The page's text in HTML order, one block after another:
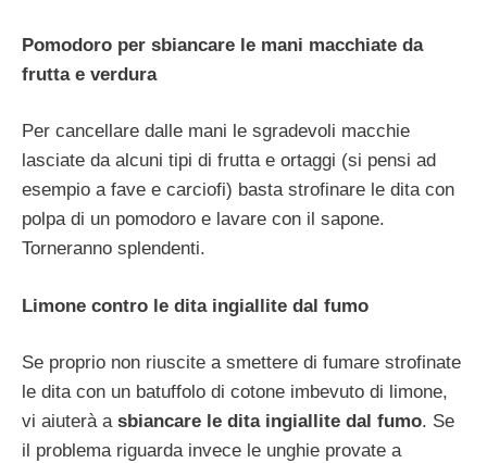
Pomodoro per sbiancare le mani macchiate da
frutta e verdura
Per cancellare dalle mani le sgradevoli macchie
lasciate da alcuni tipi di frutta e ortaggi (si pensi ad
esempio a fave e carciofi) basta strofinare le dita con
polpa di un pomodoro e lavare con il sapone.
Torneranno splendenti.
Limone contro le dita ingiallite dal fumo
Se proprio non riuscite a smettere di fumare strofinate
le dita con un batuffolo di cotone imbevuto di limone,
vi aiuterà a sbiancare le dita ingiallite dal fumo. Se
il problema riguarda invece le unghie provate a